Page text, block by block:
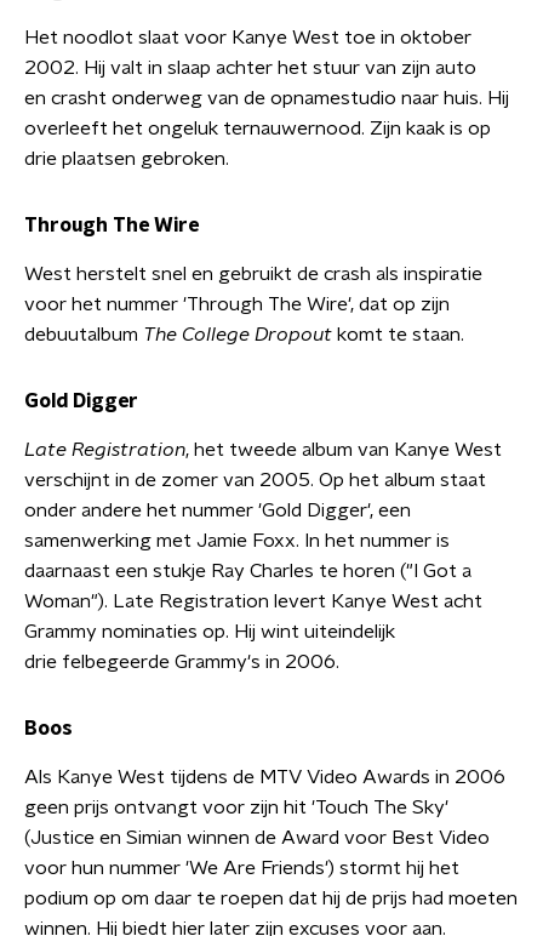
Het noodlot slaat voor Kanye West toe in oktober
2002. Hij valt in slaap achter het stuur van zijn auto
en crasht onderweg van de opnamestudio naar huis. Hij
overleeft het ongeluk ternauwernood. Zijn kaak is op
drie plaatsen gebroken.
Through The Wire
West herstelt snel en gebruikt de crash als inspiratie
voor het nummer 'Through The Wire', dat op zijn
debuutalbum The College Dropout komt te staan.
Gold Digger
Late Registration, het tweede album van Kanye West
verschijnt in de zomer van 2005. Op het album staat
onder andere het nummer 'Gold Digger', een
samenwerking met Jamie Foxx. In het nummer is
daarnaast een stukje Ray Charles te horen ("I Got a
Woman"). Late Registration levert Kanye West acht
Grammy nominaties op. Hij wint uiteindelijk
drie felbegeerde Grammy's in 2006.
Boos
Als Kanye West tijdens de MTV Video Awards in 2006
geen prijs ontvangt voor zijn hit 'Touch The Sky'
(Justice en Simian winnen de Award voor Best Video
voor hun nummer 'We Are Friends') stormt hij het
podium op om daar te roepen dat hij de prijs had moeten
winnen. Hij biedt hier later zijn excuses voor aan.